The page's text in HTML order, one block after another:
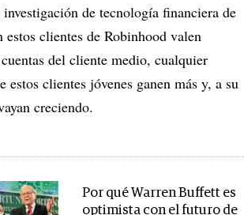
de tecnología financiera de
clientes de Robinhood valen
del cliente medio, cualquier
clientes jóvenes ganen más y, a su
creciendo.
Por qué Warren Buffett es
optimista con el futuro de